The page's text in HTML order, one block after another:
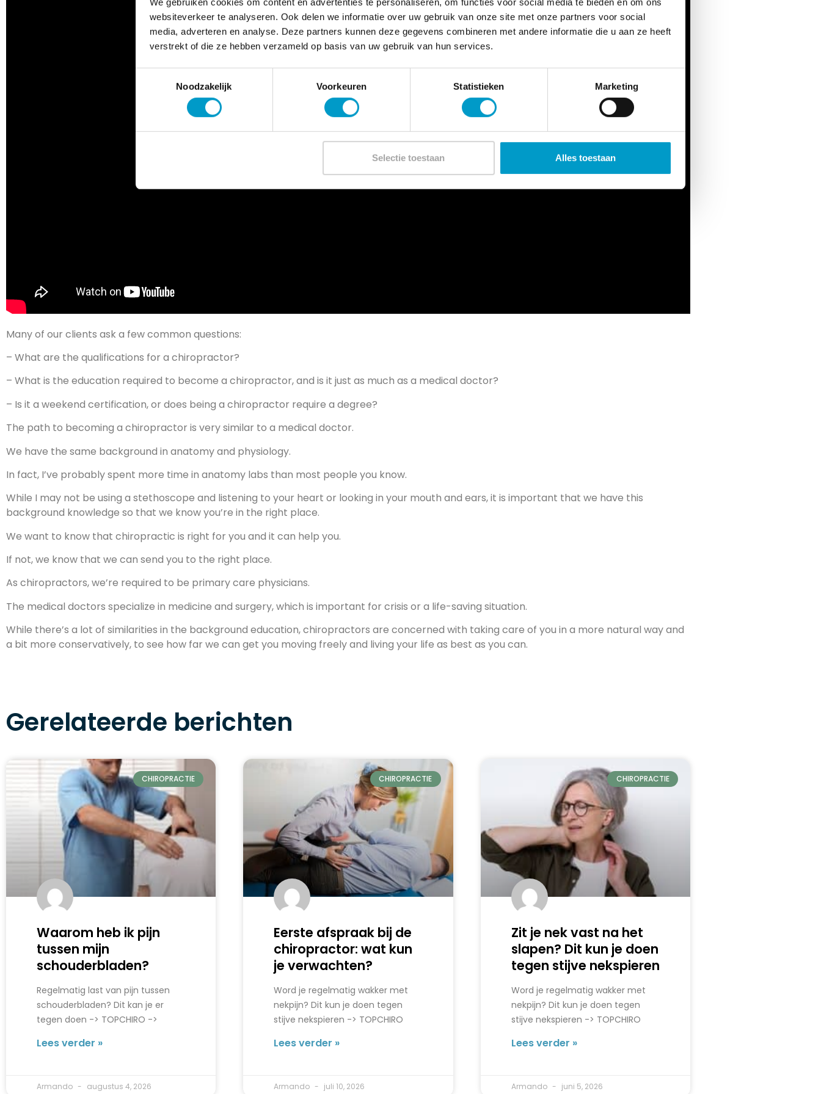
websiteverkeer te analyseren. Ook delen we informatie over uw gebruik van onze site met onze partners voor social
media, adverteren en analyse. Deze partners kunnen deze gegevens combineren met andere informatie die u aan ze heeft
verstrekt of die ze hebben verzameld op basis van uw gebruik van hun services.
Noodzakelijk
Voorkeuren Statistieken Marketing
Selectie toestaan Alles toestaan
Many of our clients ask a few common questions:
– What are the qualifications for a chiropractor?
– What is the education required to become a chiropractor, and is it just as much as a medical doctor?
– Is it a weekend certification, or does being a chiropractor require a degree?
The path to becoming a chiropractor is very similar to a medical doctor.
We have the same background in anatomy and physiology.
In fact, I’ve probably spent more time in anatomy labs than most people you know.
While I may not be using a stethoscope and listening to your heart or looking in your mouth and ears, it is important that we have this
background knowledge so that we know you’re in the right place.
We want to know that chiropractic is right for you and it can help you.
If not, we know that we can send you to the right place.
As chiropractors, we’re required to be primary care physicians.
The medical doctors specialize in medicine and surgery, which is important for crisis or a life-saving situation.
While there’s a lot of similarities in the background education, chiropractors are concerned with taking care of you in a more natural way and
a bit more conservatively, to see how far we can get you moving freely and living your life as best as you can.
Gerelateerde berichten
CHIROPRACTIE
Waarom heb ik pijn
tussen mijn
schouderbladen?
Regelmatig last van pijn tussen
schouderbladen? Dit kan je er
tegen doen -> TOPCHIRO ->
Lees verder »
Armando augustus 4, 2026
CHIROPRACTIE
Eerste afspraak bij de
chiropractor: wat kun
je verwachten?
Word je regelmatig wakker met
nekpijn? Dit kun je doen tegen
stijve nekspieren -> TOPCHIRO
Lees verder »
Armando juli 10, 2026
CHIROPRACTIE
Zit je nek vast na het
slapen? Dit kun je doen
tegen stijve nekspieren
Word je regelmatig wakker met
nekpijn? Dit kun je doen tegen
stijve nekspieren -> TOPCHIRO
Lees verder »
Armando juni 5, 2026